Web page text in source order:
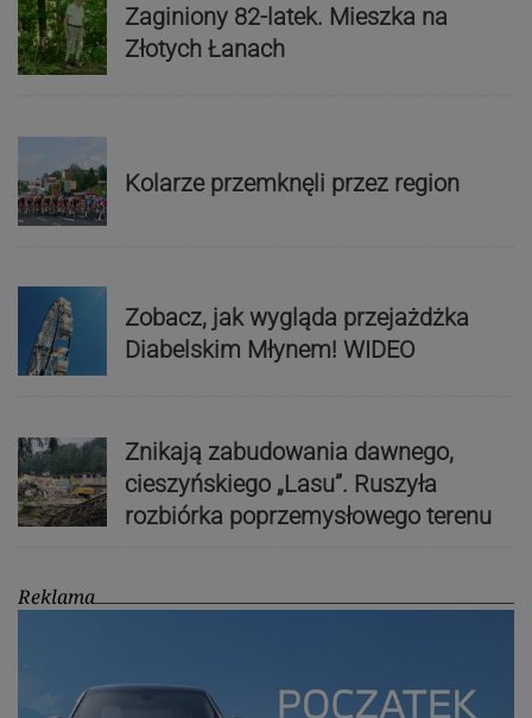
Zaginiony 82-latek. Mieszka na
Złotych Łanach
Kolarze przemknęli przez region
Zobacz, jak wygląda przejażdżka
Diabelskim Młynem! WIDEO
Znikają zabudowania dawnego,
cieszyńskiego „Lasu”. Ruszyła
rozbiórka poprzemysłowego terenu
Reklama